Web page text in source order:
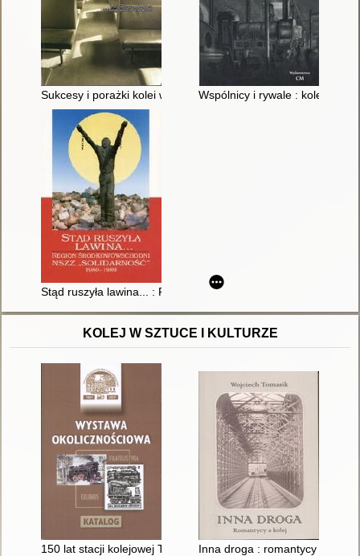
Sukcesy i porażki kolei w Polsce 1918-1989 : praca zbiorowa
Wspólnicy i rywale : koleje
Stąd ruszyła lawina... : Region Środkowowschodni NSZZ
KOLEJ W SZTUCE I KULTURZE
150 lat stacji kolejowej Tarnowskie Góry : okolicznościowa
Inna droga : romantycy a kolej